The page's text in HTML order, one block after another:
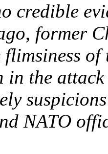
credible
former
in the
NATO